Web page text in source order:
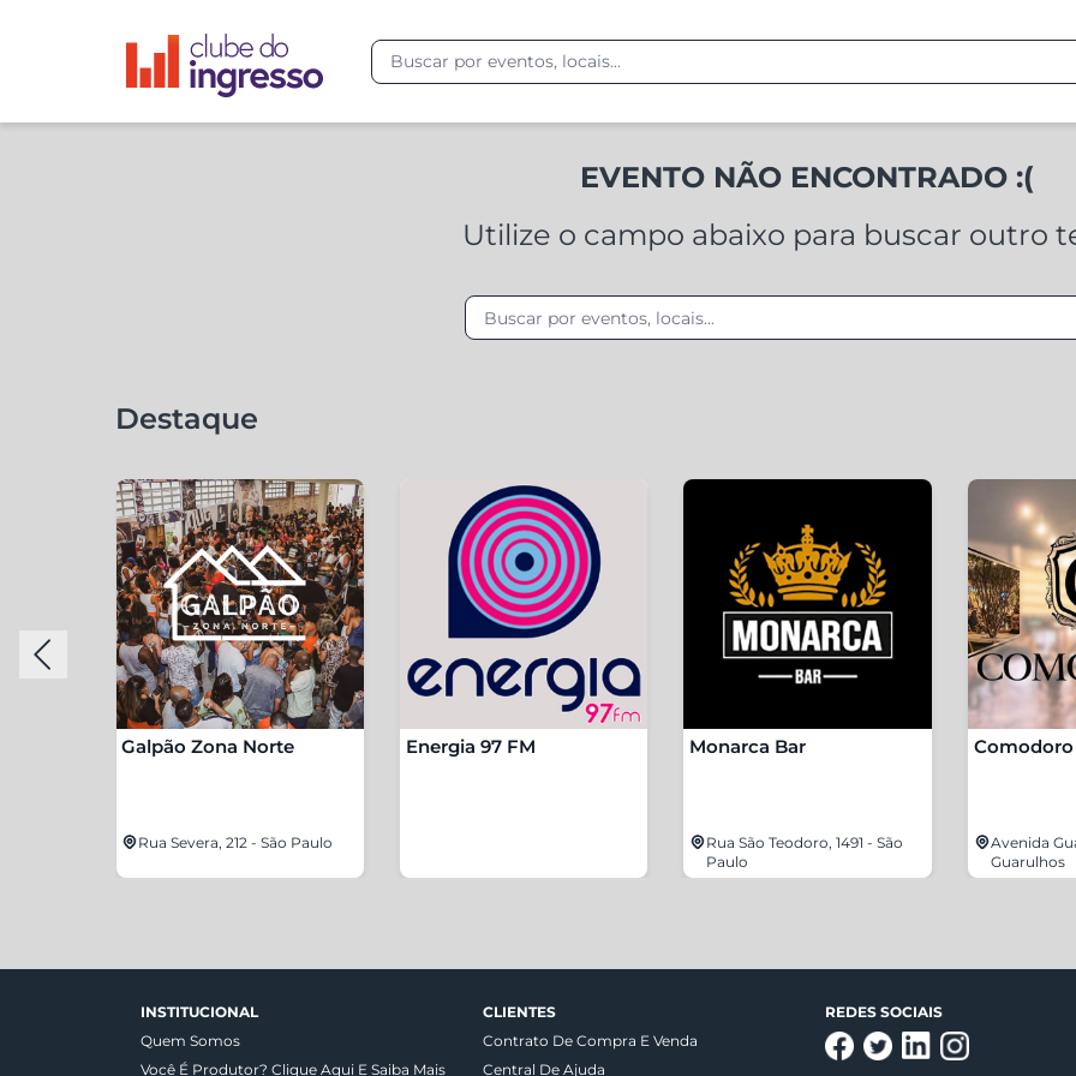
EVENTO NÃO ENCONTRADO :(
Utilize o campo abaixo para buscar outro
Destaque
Galpão Zona Norte
Rua Severa, 212 - São Paulo
Energia 97 FM Monarca Bar
Rua São Teodoro, 1491 - São
Paulo
Comodoro
Avenida
Guarulhos
INSTITUCIONAL
Quem Somos
Você É Produtor? Clique Aqui E Saiba Mais
CLIENTES
Contrato De Compra E Venda
Central De Ajuda
REDES SOCIAIS